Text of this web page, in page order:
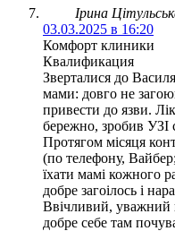
Ірина
03.03.2025 в 16:20
Комфорт клиники
Квалификация
Зверталися до
мами: довго не
привести до язви.
бережно, зробив УЗІ
Протягом місяця
(по телефону,
їхати мамі кожного
добре загоілось і
Ввічливий, уважний
добре себе там